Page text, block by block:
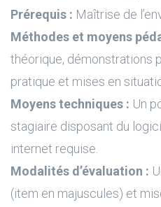
Prérequis : Maîtrise de
Méthodes et moyens
théorique, démonstrations
pratique et mises en
Moyens techniques : Un
stagiaire disposant du
internet requise.
Modalités d’évaluation :
(item en majuscules) et